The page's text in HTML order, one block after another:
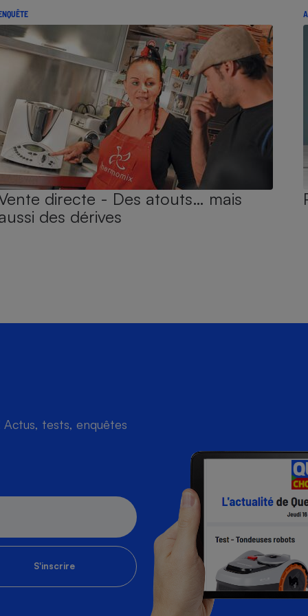
directe - Des atouts… mais
des dérives
tests, enquêtes
S'inscrire